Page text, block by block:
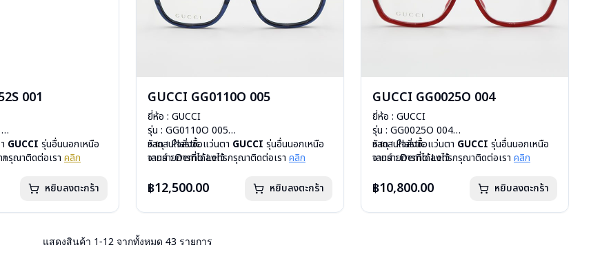
001
GUCCI รุ่นอื่นนอกเหนือ
กรุณาติดต่อเรา คลิก
หยิบลงตะกร้า
GUCCI GG0110O 005
ยี่ห้อ : GUCCI
รุ่น : GG0110O 005
วัสดุ : Plastic
เลนส์ : Demo Lens
น้ำหนัก : 21 กรัม
การรับประกัน : 1 ปี
หากสนใจสั่งชื้อแว่นตา GUCCI รุ่นอื่นนอกเหนือ
จากรายการที่ได้ลงไว้ กรุณาติดต่อเรา คลิก
฿12,500.00 หยิบลงตะกร้า
GUCCI GG0025O 004
ยี่ห้อ : GUCCI
รุ่น : GG0025O 004
วัสดุ : Plastic
เลนส์ : Demo Lens
น้ำหนัก : 21 กรัม
การรับประกัน : 1 ปี
หากสนใจสั่งชื้อแว่นตา GUCCI รุ่นอื่นนอกเหนือ
จากรายการที่ได้ลงไว้ กรุณาติดต่อเรา คลิก
฿10,800.00 หยิบลงตะกร้า
แสดงสินค้า 1-12 จากทั้งหมด 43 รายการ